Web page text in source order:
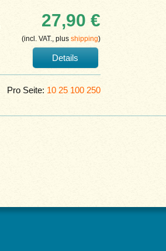
27,90 €
(incl. VAT., plus shipping)
Details
Pro Seite: 10 25 100 250